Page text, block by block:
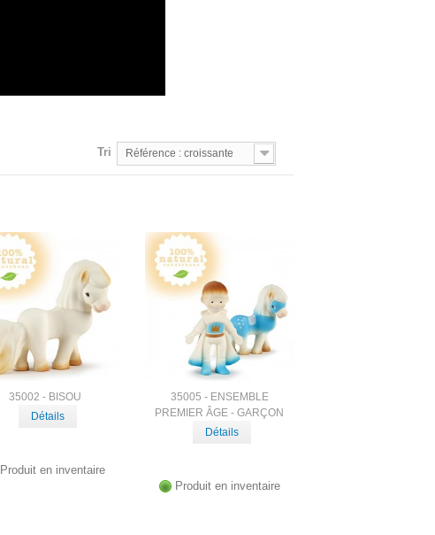
Tri Référence : croissante
35002 - BISOU
Détails
Produit en inventaire
35005 - ENSEMBLE
PREMIER ÂGE - GARÇON
Détails
Produit en inventaire